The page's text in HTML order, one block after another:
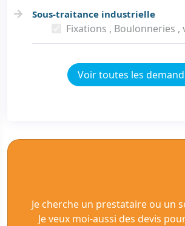
Sous-traitance industrielle
Fixations , Boulonneries ,
Voir toutes les
Je cherche un prestataire ou un
Je veux moi-aussi des devis